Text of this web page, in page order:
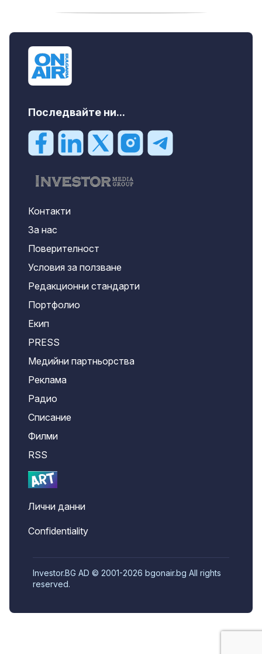
Последвайте ни...
Контакти
За нас
Поверителност
Условия за ползване
Редакционни стандарти
Портфолио
Екип
PRESS
Медийни партньорства
Реклама
Радио
Списание
Филми
RSS
Лични данни
Confidentiality
Investor.BG AD © 2001-2026 bgonair.bg All rights
reserved.